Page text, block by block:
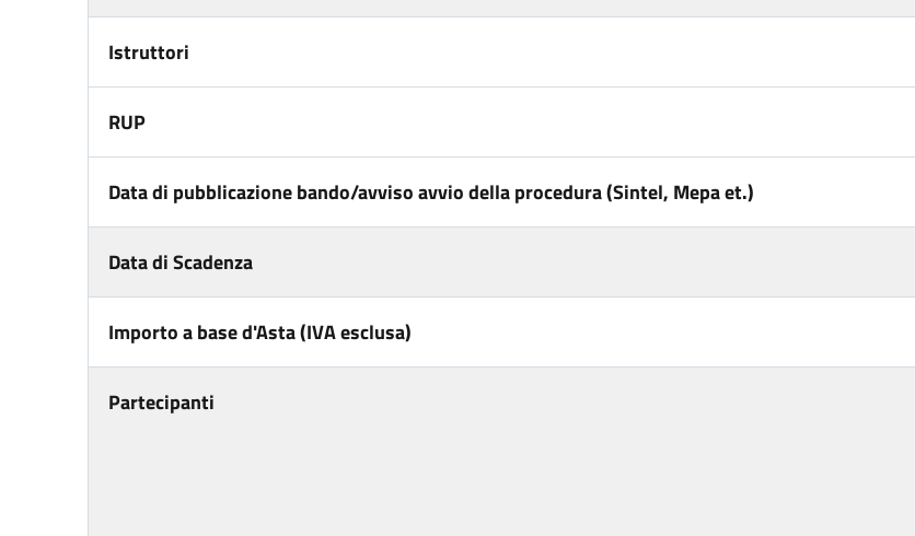
Istruttori
RUP
Data di pubblicazione bando/avviso avvio della procedura (Sintel, Mepa et.)
Data di Scadenza
Importo a base d'Asta (IVA esclusa)
Partecipanti